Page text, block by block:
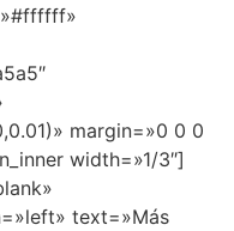
margin=»0 0 0
width=»1/3″]
text=»Más